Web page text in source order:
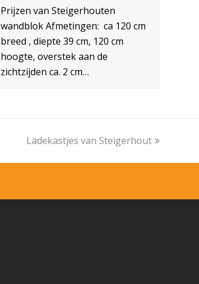
Prijzen van Steigerhouten
wandblok Afmetingen: ca 120 cm
breed , diepte 39 cm, 120 cm
hoogte, overstek aan de
zichtzijden ca. 2 cm…
next
Ladekastjes van Steigerhout